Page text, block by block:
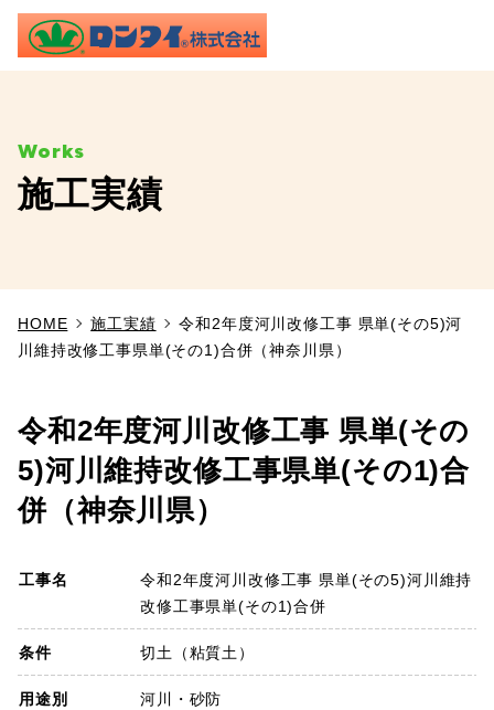
TOP
施工実績
よくあるご質問
SDGs
会社概要
お知らせ
施工実績
HOME 施工実績
令和2年度河川改修工事 県単(その5)河
川維持改修工事県単(その1)合併（神奈川県）
令和2年度河川改修工事 県単(その
5)河川維持改修工事県単(その1)合
併（神奈川県）
工事名
令和2年度河川改修工事 県単(その5)河川維持
改修工事県単(その1)合併
条件 切土（粘質土）
用途別 河川・砂防